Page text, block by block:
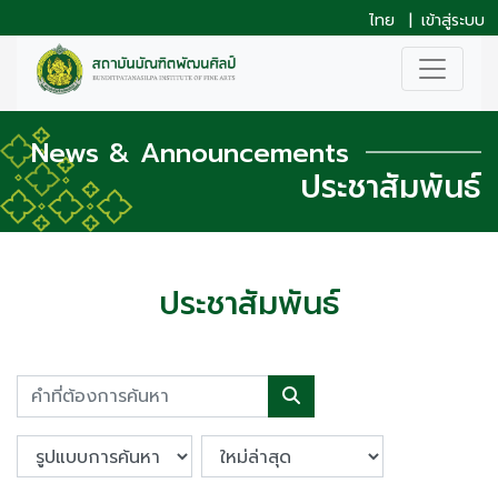
ไทย | เข้าสู่ระบบ
News & Announcements
ประชาสัมพันธ์
ประชาสัมพันธ์